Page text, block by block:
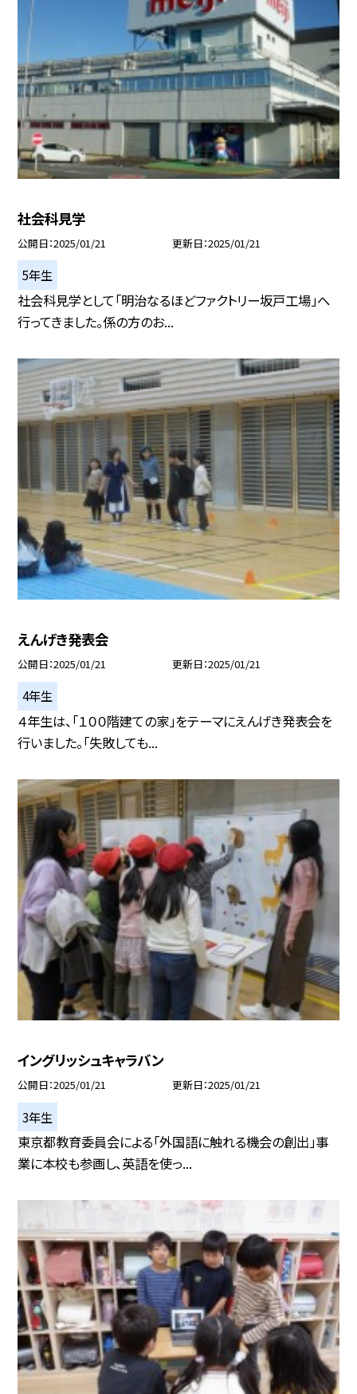
社会科見学
公開日 2025/01/21 更新日 2025/01/21
5年生
社会科見学として「明治なるほどファクトリー坂戸工場」へ
行ってきました。係の方のお...
えんげき発表会
公開日 2025/01/21 更新日 2025/01/21
4年生
４年生は、「１００階建ての家」をテーマにえんげき発表会を
行いました。「失敗しても...
イングリッシュキャラバン
公開日 2025/01/21 更新日 2025/01/21
3年生
東京都教育委員会による「外国語に触れる機会の創出」事
業に本校も参画し、英語を使っ...